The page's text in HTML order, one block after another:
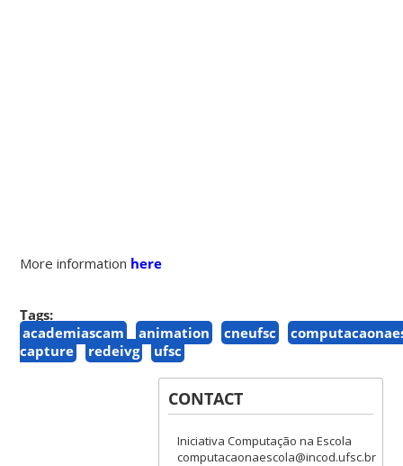
More information here
Tags:
academiascam
animation cneufsc
capture
redeivg ufsc
CONTACT
Iniciativa Computação na Escola
computacaonaescola@incod.ufsc.br